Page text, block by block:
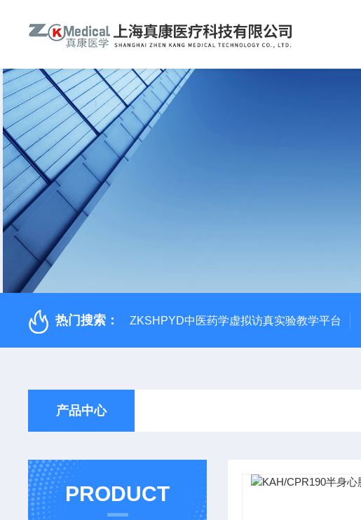
热门搜索： ZKSHPYD中医药学虚拟访真实验教学平台
产品中心
PRODUCT